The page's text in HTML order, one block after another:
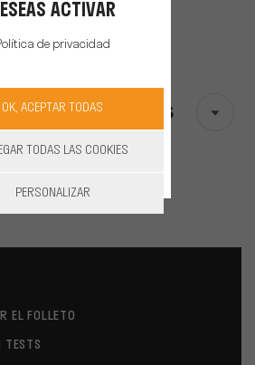
técnicas
EL FOLLETO
TESTS
ACTIVAR
de privacidad
OK, ACEPTAR TODAS
TODAS LAS COOKIES
PERSONALIZAR